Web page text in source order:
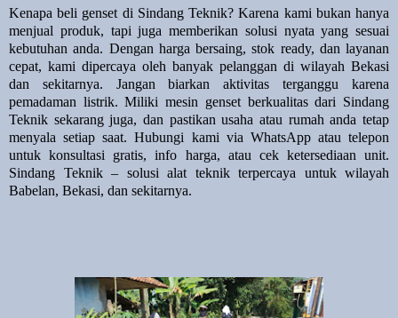
Kenapa beli genset di Sindang Teknik? Karena kami bukan hanya
menjual produk, tapi juga memberikan solusi nyata yang sesuai
kebutuhan anda. Dengan harga bersaing, stok ready, dan layanan
cepat, kami dipercaya oleh banyak pelanggan di wilayah Bekasi
dan sekitarnya. Jangan biarkan aktivitas terganggu karena
pemadaman listrik. Miliki mesin genset berkualitas dari Sindang
Teknik sekarang juga, dan pastikan usaha atau rumah anda tetap
menyala setiap saat. Hubungi kami via WhatsApp atau telepon
untuk konsultasi gratis, info harga, atau cek ketersediaan unit.
Sindang Teknik – solusi alat teknik terpercaya untuk wilayah
Babelan, Bekasi, dan sekitarnya.